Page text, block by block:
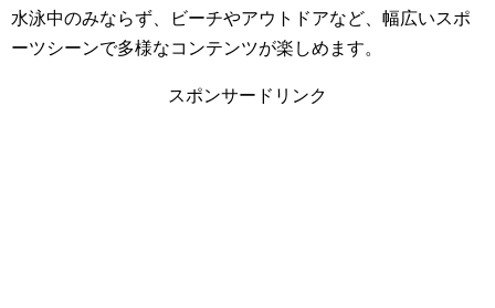
水泳中のみならず、ビーチやアウトドアなど、幅広いスポ
ーツシーンで多様なコンテンツが楽しめます。
スポンサードリンク